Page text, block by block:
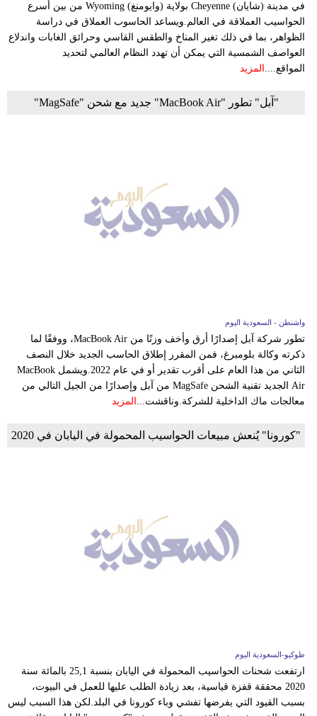
في مدينة (شايان) Cheyenne بولاية (وايومنغ) Wyoming من بين أسرع
الحواسيب العملاقة في العالم.ويساعد الحاسوب العملاق في دراسة
الظواهر، بما في ذلك تغير المناخ والطقس القاسي وحرائق الغابات واندلاع
العواصف الشمسية التي يمكن أن تهدد النظام العالمي لتحديد
المواقع.... المزيد
"آبل" تطور "MacBook Air" جديد مع شحن "MagSafe"
واشنطن - السعودية اليوم
تطور شركة آبل إصدارًا أرق وأخف وزنًا من MacBook Air، ووفقًا لما
ذكرته وكالة بلومبرغ، فمن المقرر إطلاق الحاسب الجديد خلال النصف
الثاني من هذا العام على أقرب تقدير أو في عام 2022.ويشمل MacBook
Air الجديد تقنية الشحن MagSafe من آبل وإصدارًا من الجيل التالي من
معالجات ماك الداخلية للشركة.وناقشت... المزيد
"كورونا" يُنعش مبيعات الحواسيب المحمولة في اليابان في 2020
طوكيو-السعودية اليوم
ارتفعت شحنات الحواسيب المحمولة في اليابان بنسبة 25,1 بالمائة سنة
2020 محققة قفزة قياسية، بعد زيادة الطلب عليها للعمل في البيوت،
بسبب القيود التي يفرضها تفشي وباء كورونا في البلد.لكن هذا السبب ليس